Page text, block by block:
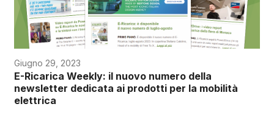
Giugno 29, 2023
E-Ricarica Weekly: il nuovo numero della
newsletter dedicata ai prodotti per la mobilità
elettrica